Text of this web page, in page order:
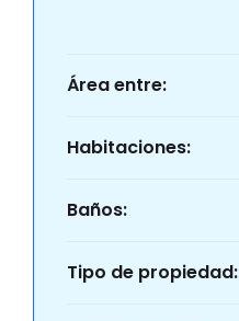
Área entre:
Habitaciones:
Baños:
Tipo de propiedad: